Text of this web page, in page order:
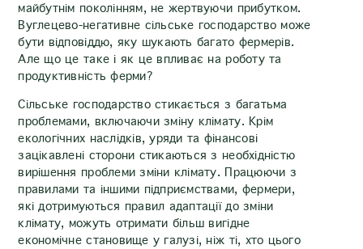
майбутнім поколінням, не жертвуючи прибутком.
Вуглецево-негативне сільське господарство може
бути відповіддю, яку шукають багато фермерів.
Але що це таке і як це впливає на роботу та
продуктивність ферми?
Сільське господарство стикається з багатьма
проблемами, включаючи зміну клімату. Крім
екологічних наслідків, уряди та фінансові
зацікавлені сторони стикаються з необхідністю
вирішення проблеми зміни клімату. Працюючи з
правилами та іншими підприємствами, фермери,
які дотримуються правил адаптації до зміни
клімату, можуть отримати більш вигідне
економічне становище у галузі, ніж ті, хто цього